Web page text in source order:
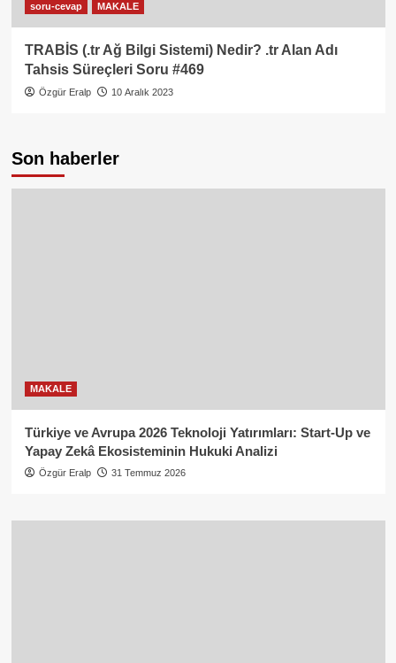
soru-cevap MAKALE
TRABİS (.tr Ağ Bilgi Sistemi) Nedir? .tr Alan Adı
Tahsis Süreçleri Soru #469
Özgür Eralp 10 Aralık 2023
Son haberler
MAKALE
Türkiye ve Avrupa 2026 Teknoloji Yatırımları: Start-Up ve
Yapay Zekâ Ekosisteminin Hukuki Analizi
Özgür Eralp 31 Temmuz 2026